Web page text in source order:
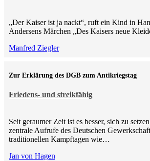
„Der Kaiser ist ja nackt“, ruft ein Kind in
Andersens Märchen „Des Kaisers neue
Manfred Ziegler
Friedens- und streikfähig
Zur Erklärung des DGB zum Antikriegstag
Seit geraumer Zeit ist es besser, sich zu
zentrale Aufrufe des Deutschen
traditionellen Kampftagen wie…
Jan von Hagen